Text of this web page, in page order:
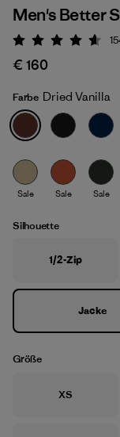
Dried Vanilla
Men's Better
€ 160
Farbe Dried Vanilla
Sale Sale Sale
Silhouette
1/2-Zip
Jacke
Größe
Größe
XS